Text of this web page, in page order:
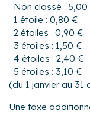
Non classé : 5,00
1 étoile : 0,80 €
2 étoiles : 0,90 €
3 étoiles : 1,50 €
4 étoiles : 2,40 €
5 étoiles : 3,10 €
(du 1 janvier au 31
Une taxe